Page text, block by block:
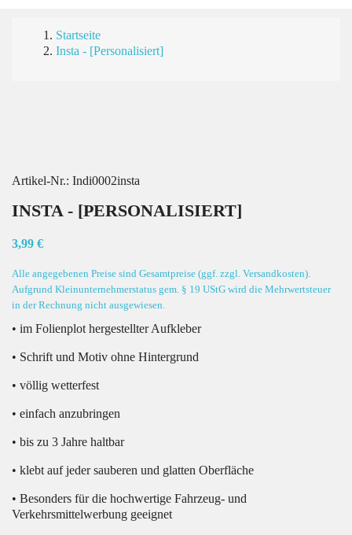
Startseite
Insta - [Personalisiert]
Artikel-Nr.: Indi0002insta
INSTA - [PERSONALISIERT]
3,99 €
Alle angegebenen Preise sind Gesamtpreise (ggf. zzgl. Versandkosten).
Aufgrund Kleinunternehmerstatus gem. § 19 UStG wird die Mehrwertsteuer
in der Rechnung nicht ausgewiesen.
• im Folienplot hergestellter Aufkleber
• Schrift und Motiv ohne Hintergrund
• völlig wetterfest
• einfach anzubringen
• bis zu 3 Jahre haltbar
• klebt auf jeder sauberen und glatten Oberfläche
• Besonders für die hochwertige Fahrzeug- und
Verkehrsmittelwerbung geeignet